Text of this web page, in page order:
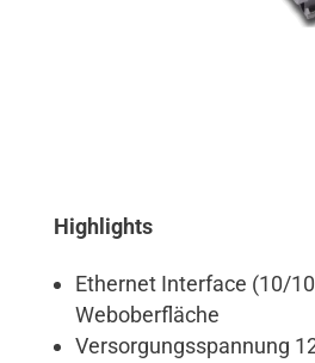
Highlights
Ethernet Interface (10/
Weboberfläche
Versorgungsspannung